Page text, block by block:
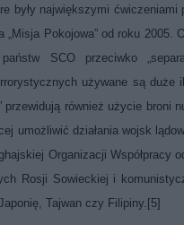
były największymi
„Misja Pokojowa” od roku
SCO przeciwko
używane są
przewidują również użycie
umożliwić działania wojsk
Organizacji Współpracy
Rosji Sowieckiej i
Tajwan czy Filipiny. [5]